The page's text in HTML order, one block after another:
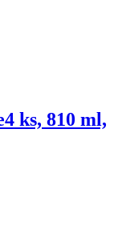
4 ks, 810 ml,